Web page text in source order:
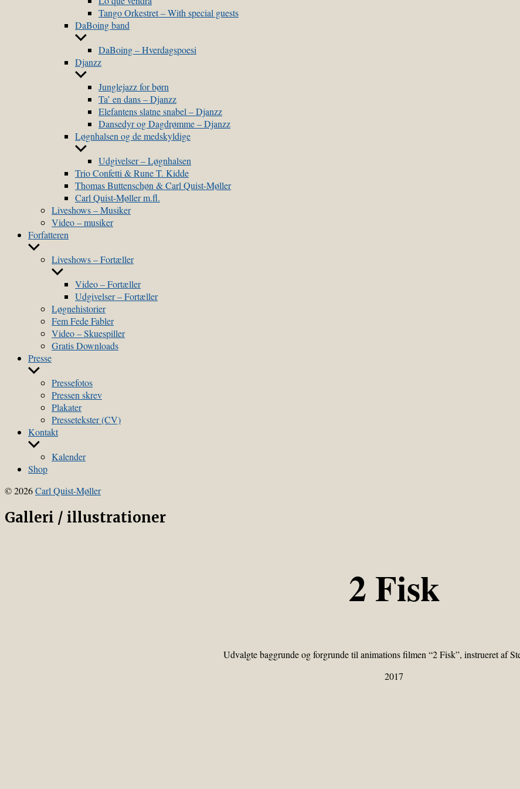
Tango Orkestret – With special guests
DaBoing band
Show
menu
DaBoing – Hverdagspoesi
Djanzz
Show
menu
Junglejazz for børn
Ta’ en dans – Djanzz
Elefantens slatne snabel – Djanzz
Dansedyr og Dagdrømme – Djanzz
Løgnhalsen og de medskyldige
Show
menu
Udgivelser – Løgnhalsen
Trio Confetti & Rune T. Kidde
Thomas Buttenschøn & Carl Quist-Møller
Carl Quist-Møller m.fl.
Liveshows – Musiker
Video – musiker
Forfatteren
Show
Liveshows – Fortæller
Show
menu
Video – Fortæller
Udgivelser – Fortæller
Løgnehistorier
Fem Fede Fabler
Video – Skuespiller
Gratis Downloads
Presse
Show
menu
Pressefotos
Pressen skrev
Plakater
Pressetekster (CV)
Kontakt
Show
menu
Kalender
Shop
© 2026Carl Quist-Møller
Galleri / illustrationer
2 Fisk
Udvalgte baggrunde og forgrunde til animations filmen “2 Fisk”, instrueret af
2017